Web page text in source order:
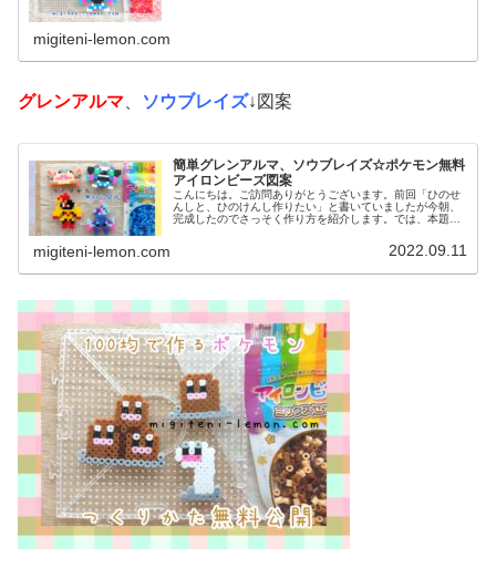
migiteni-lemon.com
グレンアルマ ソウブレイズ↓図案
簡単グレンアルマ、ソウブレイズ☆ポケモン無料
アイロンビーズ図案
こんにちは。ご訪問ありがとうございます。前回「ひのせ
んしと、ひのけんし作りたい」と書いていましたが今朝、
完成したのでさっそく作り方を紹介します。では、本題へ↓
migiteni-lemon.com 2022.09.11